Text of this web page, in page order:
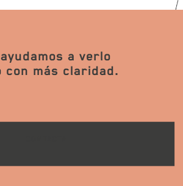
a verlo
con más claridad.